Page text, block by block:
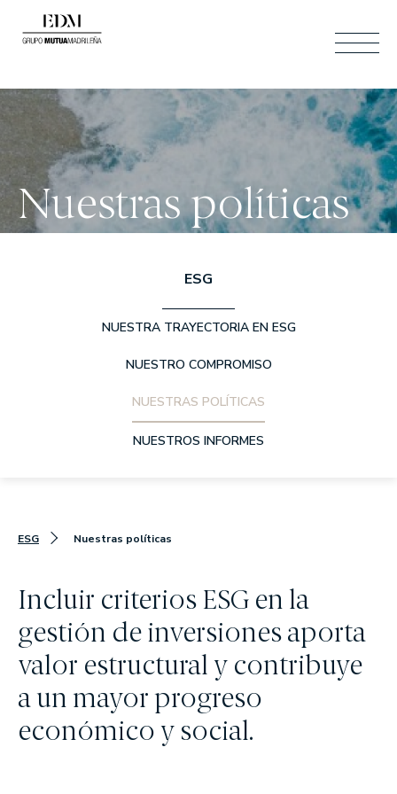
ESP
ESP
CAT
BUSCAR
ÁREA CLIENTES CONTACTO
MEMORIAS ANUALES
ASSET MANAGEMENT
Cómo somos
POR QUÉ ELEGIRNOS
EN QUÉ CREEMOS
Nuestros fondos
Nuestras políticas
ESG
NUESTRA TRAYECTORIA EN ESG
NUESTRO COMPROMISO
NUESTRAS POLÍTICAS
NUESTROS INFORMES
ESG Nuestras políticas
Incluir criterios ESG en la
gestión de inversiones aporta
valor estructural y contribuye
a un mayor progreso
económico y social.